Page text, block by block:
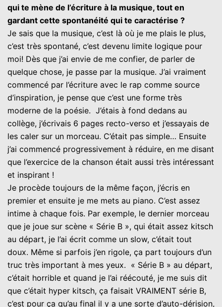
qui te mène de l’écriture à la musique, tout en
gardant cette spontanéité qui te caractérise ?
Je sais que la musique, c’est là où je me plais le plus,
c’est très spontané, c’est devenu limite logique pour
moi! Dès que j’ai envie de me confier, de parler de
quelque chose, je passe par la musique. J’ai vraiment
commencé par l’écriture avec le rap comme source
d’inspiration, je pense que c’est une forme très
moderne de la poésie. J’étais à fond dedans au
collège, j’écrivais 6 pages recto-verso et j’essayais de
les caler sur un morceau. C’était pas simple… Ensuite
j’ai commencé progressivement à réduire, en me disant
que l’exercice de la chanson était aussi très intéressant
et inspirant !
Je procède toujours de la même façon, j’écris en
premier et ensuite je me mets au piano. C’est assez
intime à chaque fois. Par exemple, le dernier morceau
que je joue sur scène « Série B », qui était assez kitsch
au départ, je l’ai écrit comme un slow, c’était tout
doux. Même si parfois j’en rigole, ça part toujours d’un
truc très important à mes yeux. « Série B » au départ,
c’était horrible et quand je l’ai réécouté, je me suis dit
que c’était hyper kitsch, ça faisait VRAIMENT série B,
c’est pour ça qu’au final il y a une sorte d’auto-dérision,